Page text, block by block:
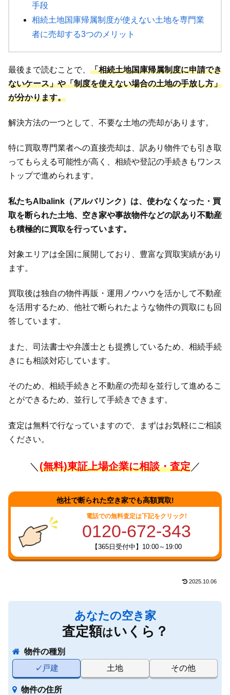
手段
相続土地国庫帰属制度が使えない土地を専門業
者に売却する3つのメリット
最後まで読むことで、 「相続土地国庫帰属制度に申請でき
ないケース」や「制度を使えない場合の土地の手放し方」
が分かります。
解決方法の一つとして、不要な土地の売却があります。
特に買取専門業者への直接売却は、訳あり物件でも引き取
ってもらえる可能性が高く、相続や登記の手続きもワンス
トップで進められます。
私たちAlbalink（アルバリンク）は、使わなくなった・買
取を断られた土地、空き家や事故物件などの訳あり不動産
も積極的に買取を行っています。
対象エリアは全国に展開しており、豊富な買取実績があり
ます。
買取後は独自の物件再販・運用ノウハウを活かして不動産
を活用するため、他社で断られたような物件の買取にも回
答しています。
また、司法書士や弁護士とも提携しているため、相続手続
きにも相談対応しています。
そのため、相続手続きと不動産の売却を並行して進めるこ
とができるため、並行して手続きできます。
査定は無料で行なっていますので、まずはお気軽にご相談
ください。
＼ (無料)東証上場企業に相談・査定／
他社で断られた空き家でも高額買取!
電話での無料査定は下記をクリック!
0120-672-343
【365日受付中】10:00～19:00
2025.10.06
あなたの空き家
査定額はいくら？
物件の種別
戸建
土地 その他
物件の住所